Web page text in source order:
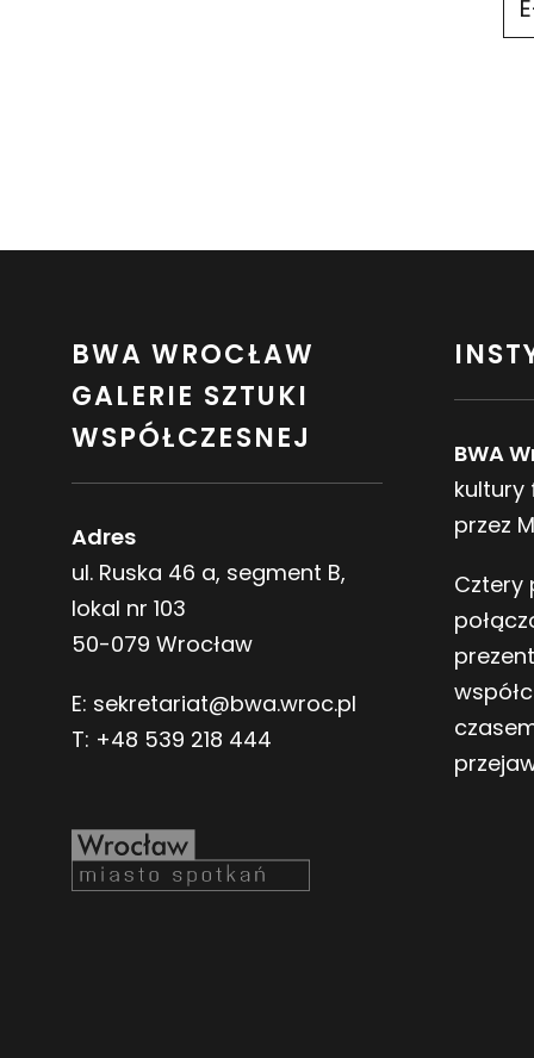
BWA WROCŁAW
GALERIE SZTUKI
WSPÓŁCZESNEJ
Adres
ul. Ruska 46 a, segment B,
lokal nr 103
50-079 Wrocław
E: sekretariat@bwa.wroc.pl
T: +48 539 218 444
BWA
kultury
przez
Cztery